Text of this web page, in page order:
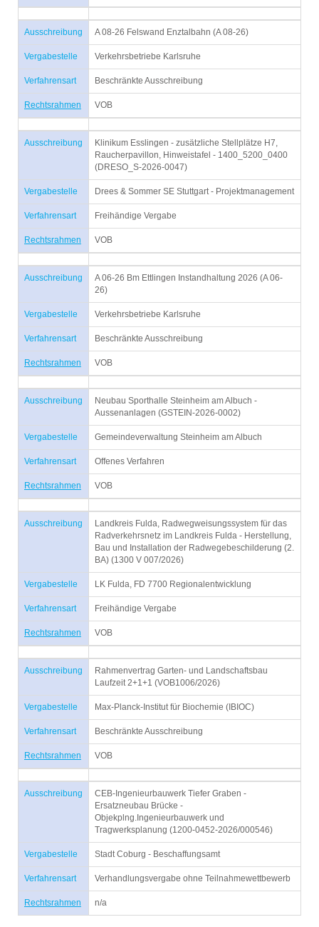
Ausschreibung A 08-26 Felswand Enztalbahn (A 08-26)
Vergabestelle Verkehrsbetriebe Karlsruhe
Verfahrensart Beschränkte Ausschreibung
Rechtsrahmen VOB
Ausschreibung
Klinikum Esslingen - zusätzliche Stellplätze H7,
Raucherpavillon, Hinweistafel - 1400_5200_0400
(DRESO_S-2026-0047)
Vergabestelle Drees & Sommer SE Stuttgart - Projektmanagement
Verfahrensart Freihändige Vergabe
Rechtsrahmen VOB
Ausschreibung
A 06-26 Bm Ettlingen Instandhaltung 2026 (A 06-
26)
Vergabestelle Verkehrsbetriebe Karlsruhe
Verfahrensart Beschränkte Ausschreibung
Rechtsrahmen VOB
Ausschreibung
Neubau Sporthalle Steinheim am Albuch -
Aussenanlagen (GSTEIN-2026-0002)
Vergabestelle Gemeindeverwaltung Steinheim am Albuch
Verfahrensart Offenes Verfahren
Rechtsrahmen VOB
Ausschreibung
Landkreis Fulda, Radwegweisungssystem für das
Radverkehrsnetz im Landkreis Fulda - Herstellung,
Bau und Installation der Radwegebeschilderung (2.
BA) (1300 V 007/2026)
Vergabestelle LK Fulda, FD 7700 Regionalentwicklung
Verfahrensart Freihändige Vergabe
Rechtsrahmen VOB
Ausschreibung
Rahmenvertrag Garten- und Landschaftsbau
Laufzeit 2+1+1 (VOB1006/2026)
Vergabestelle Max-Planck-Institut für Biochemie (IBIOC)
Verfahrensart Beschränkte Ausschreibung
Rechtsrahmen VOB
Ausschreibung
CEB-Ingenieurbauwerk Tiefer Graben -
Ersatzneubau Brücke -
Objekplng.Ingenieurbauwerk und
Tragwerksplanung (1200-0452-2026/000546)
Vergabestelle Stadt Coburg - Beschaffungsamt
Verfahrensart Verhandlungsvergabe ohne Teilnahmewettbewerb
Rechtsrahmen n/a